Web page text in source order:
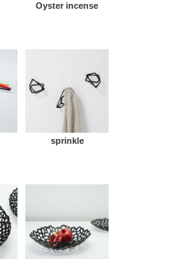
Oyster incense
sprinkle